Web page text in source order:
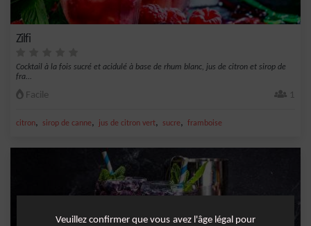
Zilfi
Cocktail à la fois sucré et acidulé à base de rhum blanc, jus de citron et sirop de
fra...
Facile 1
citron, sirop de canne, jus de citron vert, sucre, framboise
Veuillez confirmer que vous avez l'âge légal pour